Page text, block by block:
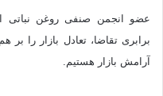
برابری تقاضا، تعادل بازار را
آرامش بازار هستیم.